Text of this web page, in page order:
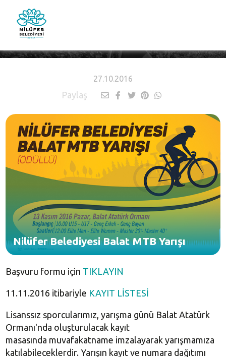
27.10.2016
Paylaş
Nilüfer Belediyesi Balat MTB Yarışı
Başvuru formu için TIKLAYIN
11.11.2016 itibariyle KAYIT LİSTESİ
Lisanssız sporcularımız, yarışma günü Balat Atatürk
Ormanı'nda oluşturulacak kayıt
masasında muvafakatname imzalayarak yarışmamıza
katılabileceklerdir. Yarışın kayıt ve numara dağıtımı